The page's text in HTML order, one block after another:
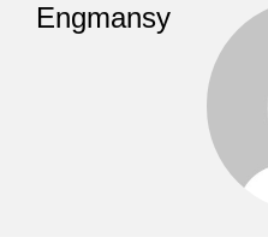
Engmansy